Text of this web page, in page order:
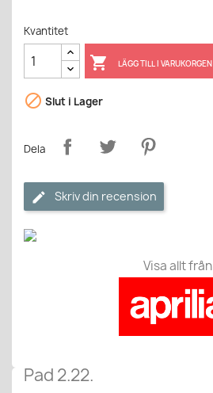
Kvantitet
 LÄGG TILL I VARUKORGEN
 Slut i Lager
Dela
Skriv din recension
Visa allt från
Pad 2.22.